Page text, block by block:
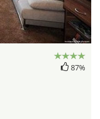
87%